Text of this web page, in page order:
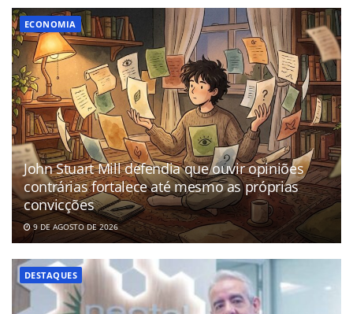
ECONOMIA
John Stuart Mill defendia que ouvir opiniões
contrárias fortalece até mesmo as próprias
convicções
9 DE AGOSTO DE 2026
DESTAQUES